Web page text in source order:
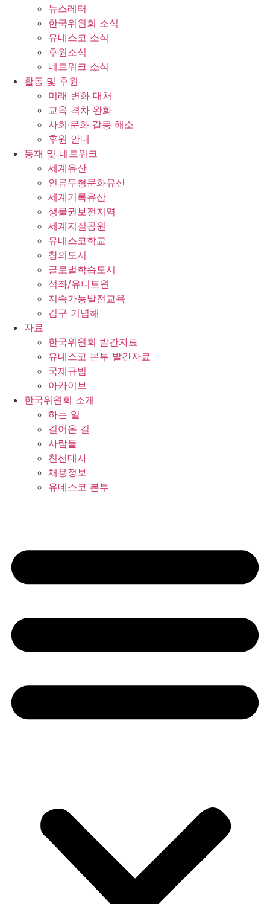
뉴스레터
한국위원회 소식
유네스코 소식
후원소식
네트워크 소식
활동 및 후원
미래 변화 대처
교육 격차 완화
사회∙문화 갈등 해소
후원 안내
등재 및 네트워크
세계유산
인류무형문화유산
세계기록유산
생물권보전지역
세계지질공원
유네스코학교
창의도시
글로벌학습도시
석좌/유니트윈
지속가능발전교육
김구 기념해
자료
한국위원회 발간자료
유네스코 본부 발간자료
국제규범
아카이브
한국위원회 소개
하는 일
걸어온 길
사람들
친선대사
채용정보
유네스코 본부